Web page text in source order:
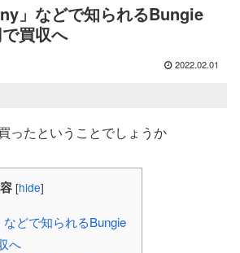
」などで知られるBungie
買収へ
2022.02.01
ったということでしょうか
[hide]
どで知られるBungie
へ